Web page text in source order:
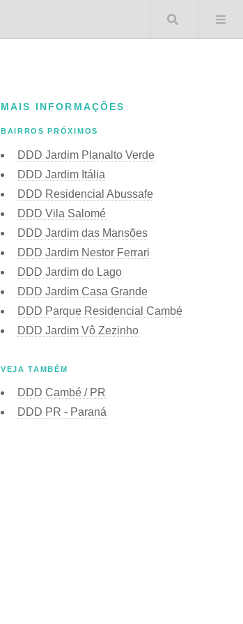
Buscar
MAIS INFORMAÇÕES
BAIRROS PRÓXIMOS
DDD Jardim Planalto Verde
DDD Jardim Itália
DDD Residencial Abussafe
DDD Vila Salomé
DDD Jardim das Mansões
DDD Jardim Nestor Ferrari
DDD Jardim do Lago
DDD Jardim Casa Grande
DDD Parque Residencial Cambé
DDD Jardim Vô Zezinho
VEJA TAMBÉM
DDD Cambé / PR
DDD PR - Paraná